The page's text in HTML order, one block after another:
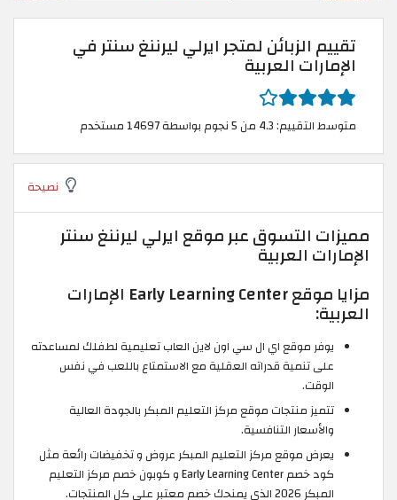
تقييم الزبائن لمتجر ايرلي ليرننغ سنتر في
الإمارات العربية
متوسط التقييم: 4.3 من 5 نجوم بواسطة 14697 مستخدم
نصيحة
مميزات التسوق عبر موقع ايرلي ليرننغ سنتر
الإمارات العربية
مزايا موقع Early Learning Center الإمارات
العربية:
يوفر موقع اي ال سي اون لاين العاب تعليمية لطفلك لمساعدته
على تنمية قدراته العقلية مع الاستمتاع باللعب في نفس
الوقت.
تتميز منتجات موقع مركز التعليم المبكر بالجودة العالية
والأسعار التنافسية.
يعرض موقع مركز التعليم المبكر عروض و تخفيضات رائعة مثل
كود خصم Early Learning Center و كوبون خصم مركز التعليم
المبكر 2026 الذي يمنحك خصم معتبر على كل المنتجات.